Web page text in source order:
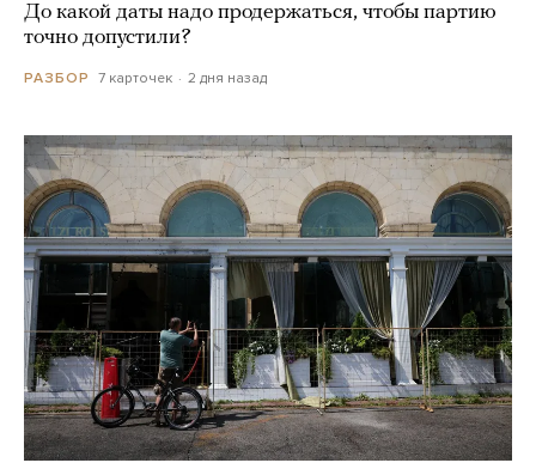
До какой даты надо продержаться, чтобы партию
точно допустили?
РАЗБОР 7 карточек 2 дня назад